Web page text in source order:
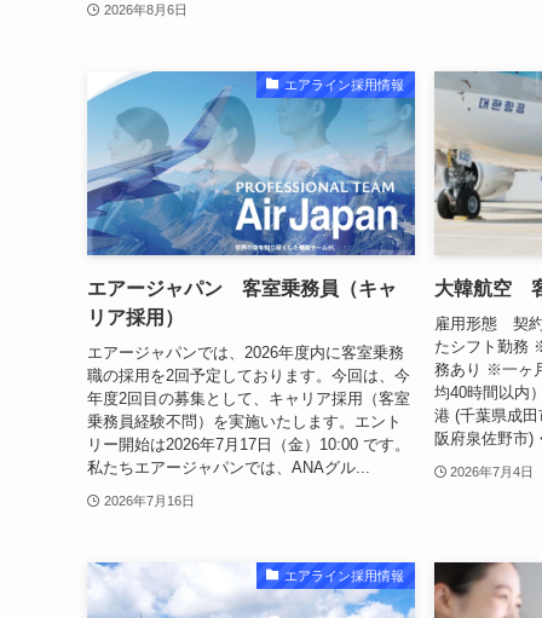
2026年8月6日
エアライン採用情報
エアージャパン 客室乗務員（キャ
リア採用）
エアージャパンでは、2026年度内に客室乗務
職の採用を2回予定しております。今回は、今
年度2回目の募集として、キャリア採用（客室
乗務員経験不問）を実施いたします。エント
リー開始は2026年7月17日（金）10:00 です。
私たちエアージャパンでは、ANAグル...
2026年7月16日
大韓航空
雇用形態 契
たシフト勤務
務あり ※一ヶ
均40時間以内
港 (千葉県成
阪府泉佐野市)
2026年7月4日
エアライン採用情報